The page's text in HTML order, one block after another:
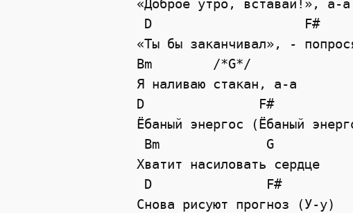
«Доброе утро, вставай!», а-а
D
F#
«Ты бы заканчивал», -
Bm        /*G*/
Я наливаю стакан, а-а
D
F#
Ёбаный энергос (Ёбаный
Bm
G
Хватит насиловать сердце
D
F#
Снова рисуют прогноз (У-у)